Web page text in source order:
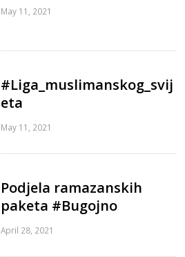
May 11, 2021
#Liga_muslimanskog_svij
eta
May 11, 2021
Podjela ramazanskih
paketa #Bugojno
April 28, 2021